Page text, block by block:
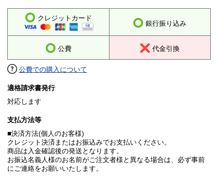
クレジットカード
銀行振り込み
公費 代金引換
公費での購入について
適格請求書発行
対応します
支払方法等
■決済方法(個人のお客様)
クレジット決済またはお振込みでお支払いください。
商品は入金確認後の発送となります。
お振込名義人様のお名前がご注文者様と異なる場合は、必ず事前
にご連絡をお願いいたします。